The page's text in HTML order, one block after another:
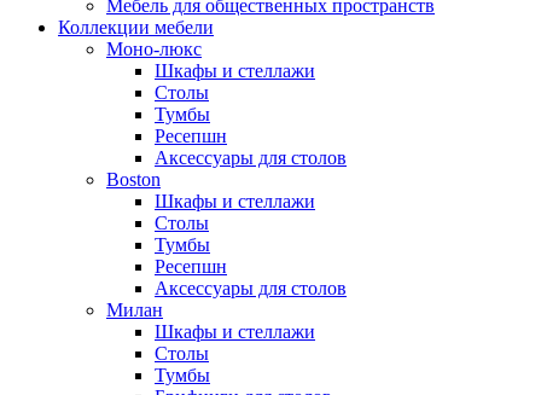
Мебель для общественных пространств
Коллекции мебели
Моно-люкс
Шкафы и стеллажи
Столы
Тумбы
Ресепшн
Аксессуары для столов
Boston
Шкафы и стеллажи
Столы
Тумбы
Ресепшн
Аксессуары для столов
Милан
Шкафы и стеллажи
Столы
Тумбы